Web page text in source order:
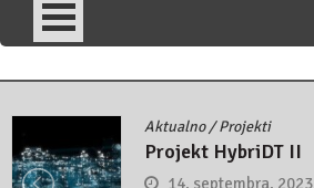
Aktualno/Projekti
Projekt HybriDT II
14. septembra, 2023